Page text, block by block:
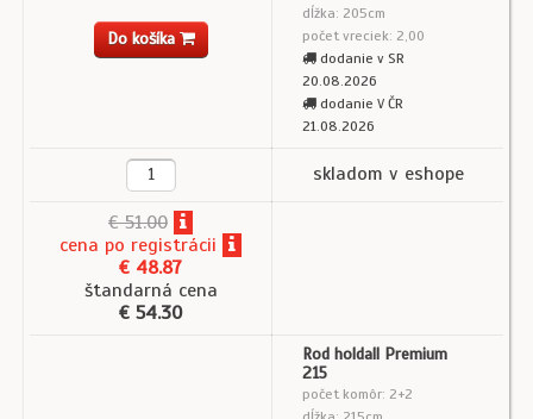
Do košíka
dĺžka: 205cm
počet vreciek: 2,00
dodanie v SR
20.08.2026
dodanie V ČR
21.08.2026
skladom v eshope
€ 51.00
cena po registrácii
€ 48.87
štandarná cena
€ 54.30
Rod holdall Premium
215
počet komôr: 2+2